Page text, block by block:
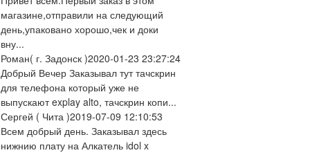
магазине,отправили на следующий
день,упаковано хорошо,чек и доки
вну...
Роман( г. Задонск )2020-01-23 23:27:24
Добрый Вечер Заказывал тут тачскрин
для телефона который уже не
выпускают explay alto, тачскрин копи...
Сергей ( Чита )2019-07-09 12:10:53
Всем добрый день. Заказывал здесь
нижнию плату на Алкатель idol x